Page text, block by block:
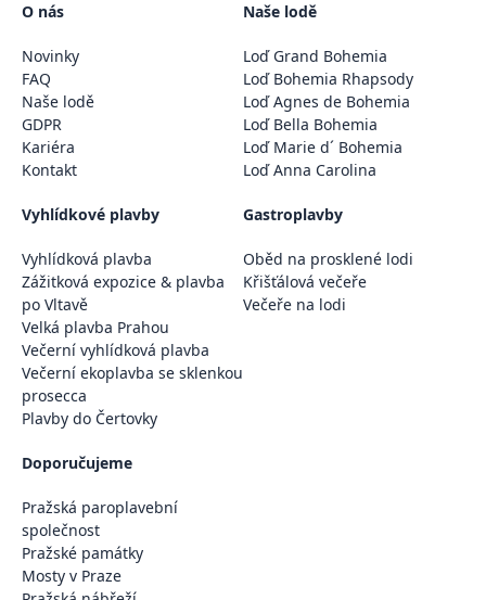
O nás
Novinky
FAQ
Naše lodě
GDPR
Kariéra
Kontakt
Naše lodě
Loď Grand Bohemia
Loď Bohemia Rhapsody
Loď Agnes de Bohemia
Loď Bella Bohemia
Loď Marie d´ Bohemia
Loď Anna Carolina
Vyhlídkové plavby
Vyhlídková plavba
Zážitková expozice & plavba
po Vltavě
Velká plavba Prahou
Večerní vyhlídková plavba
Večerní ekoplavba se sklenkou
prosecca
Plavby do Čertovky
Gastroplavby
Oběd na prosklené lodi
Křišťálová večeře
Večeře na lodi
Doporučujeme
Pražská paroplavební
společnost
Pražské památky
Mosty v Praze